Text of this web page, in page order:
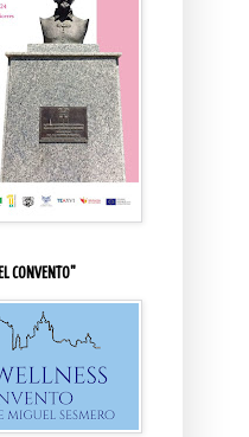
CONVENTO"